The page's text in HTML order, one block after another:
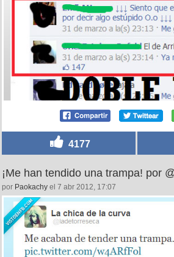
4177
¡Me han tendido una trampa! por
por Paokachy el 7 abr 2012, 17:07